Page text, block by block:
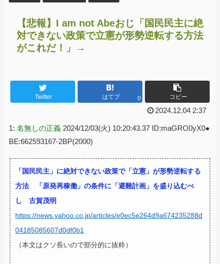
【悲報】I am not Abeおじ「国民民主に絶
対できない政策で立憲が形勢逆転する方法
がこれだ！」→
Twitter はてブ 0 コピー
2024.12.04 2:37
1: 名無しの正義 2024/12/03(火) 10:20:43.37 ID:maGRO0yX0●
BE:662593167-2BP(2000)
「国民民主」に絶対できない政策で「立憲」が形勢逆転する
方法 「原発再稼働」の条件に「避難計画」を盛り込むべ
し 古賀茂明
https://news.yahoo.co.jp/articles/e0ec5e264d9a674235288d
04185085607d0df0b1
（本文はクソ長いので部分的に抜粋）